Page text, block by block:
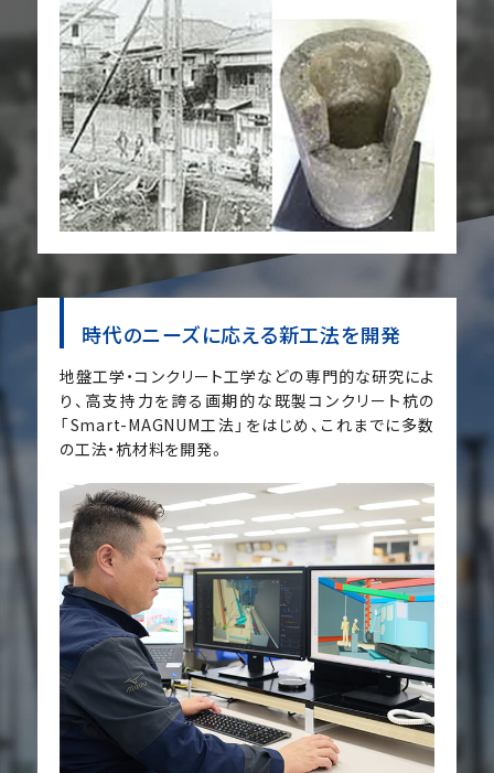
時代のニーズに応える新工法を開発
地盤工学・コンクリート工学などの専門的な研究によ
り、高支持力を誇る画期的な既製コンクリート杭の
「Smart-MAGNUM工法」をはじめ、これまでに多数
の工法・杭材料を開発。